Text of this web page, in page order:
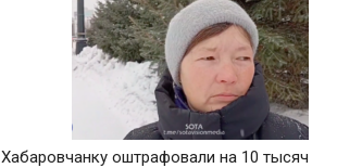
Хабаровчанку оштрафовали на 10 тысяч